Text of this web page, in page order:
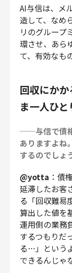
AI与信は、メ
造して、なめ
リのグループ
環させ、あら
て、有効なも
回収にか
ま一人ひ
──与信で債
ありますよね
するのでしょ
@yotta ：債
延滞したお客
る「回収難易
算出した値を
運用側の業務
するつもりだ
る…」という
できるんじゃ